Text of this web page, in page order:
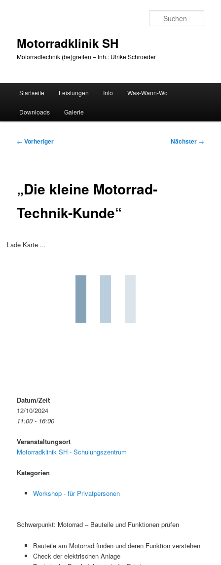
Motorradklinik SH
Motorradtechnik (be)greifen – Inh.: Ulrike Schroeder
Startseite Leistungen Info Was-Wann-Wo
Downloads Galerie
Beitragsnavigation
← Vorheriger Nächster →
„Die kleine Motorrad-
Technik-Kunde“
Lade Karte ...
Datum/Zeit
12/10/2024
11:00 - 16:00
Veranstaltungsort
Motorradklinik SH - Schulungszentrum
Kategorien
Workshop - für Privatpersonen
Schwerpunkt: Motorrad – Bauteile und Funktionen prüfen
Bauteile am Motorrad finden und deren Funktion verstehen
Check der elektrischen Anlage